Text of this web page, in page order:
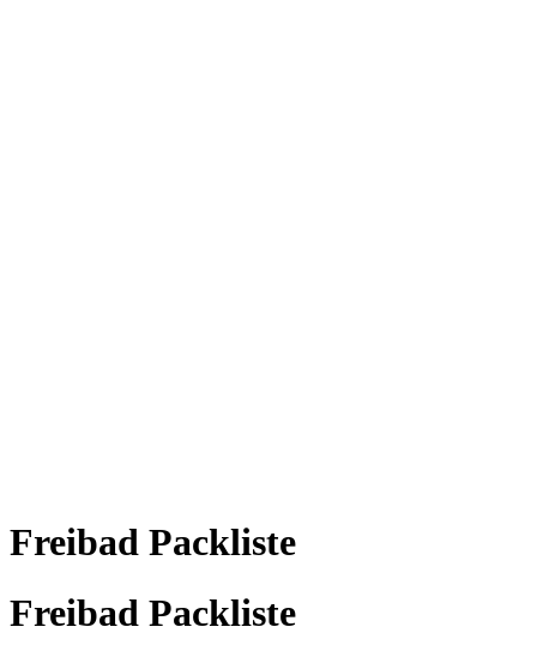
Freibad Packliste
Freibad Packliste